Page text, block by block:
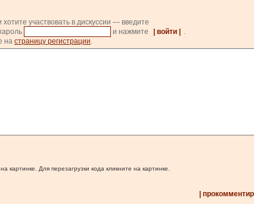
участвовать в дискуссии — введите
и нажмите | войти |
.
на страницу регистрации.
Для перезагрузки кода кликните на картинке.
|